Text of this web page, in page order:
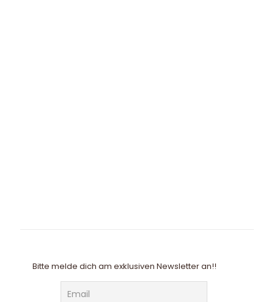
Bitte melde dich am exklusiven Newsletter an!!